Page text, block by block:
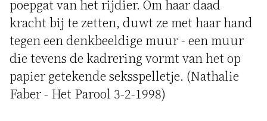
poepgat van het rijdier. Om haar daad
kracht bij te zetten, duwt ze met haar hand
tegen een denkbeeldige muur - een muur
die tevens de kadrering vormt van het op
papier getekende seksspelletje. (Nathalie
Faber - Het Parool 3-2-1998)